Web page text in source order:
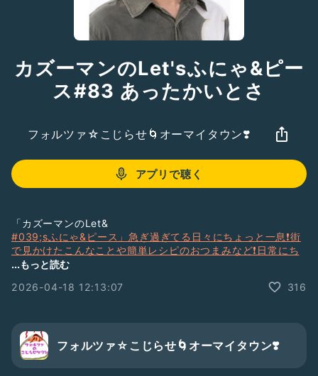
カズーマンのLet'sふにゃ&ピー
ス#83 あったかいとさ
フォルツァ☆こじらせ🌀オーマイタウン❣️
アプリで聴く
「カズーマンのLet&
#039;sふにゃ&ピース」急ぎ過ぎてる日々にちょっと一息❗️街
で見かけたこんなことや簡単レシピのおつまみなど❗️日常にち
ょっとした笑いと愛を❗️そんな番組です。皆さまのレシピや体
公式HP: http://www.office-forza.net
...もっと読む
2026-04-18 12:13:07
316
フォルツァ☆こじらせ🌀オーマイタウン❣️